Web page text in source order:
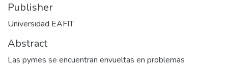
Publisher
Universidad EAFIT
Abstract
Las pymes se encuentran envueltas en problemas